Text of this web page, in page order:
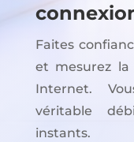
Faites
et mesurez
Internet.
véritable
instants.